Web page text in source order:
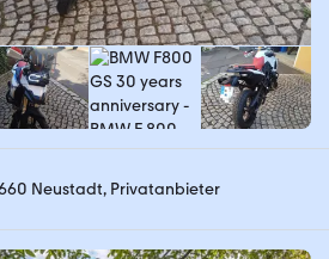
Neustadt, Privatanbieter